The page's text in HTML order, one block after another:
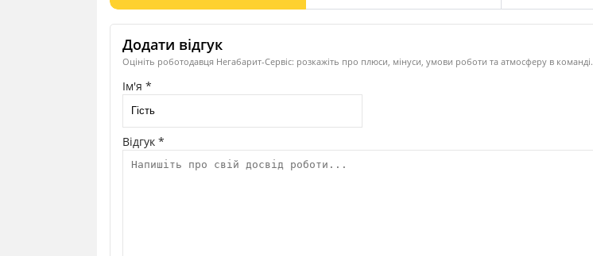
Додати відгук
Оцініть роботодавця Негабарит-Сервіс: розкажіть про плюси, мінуси, умови роботи та атмосферу в команді.
Ім'я *
Відгук *